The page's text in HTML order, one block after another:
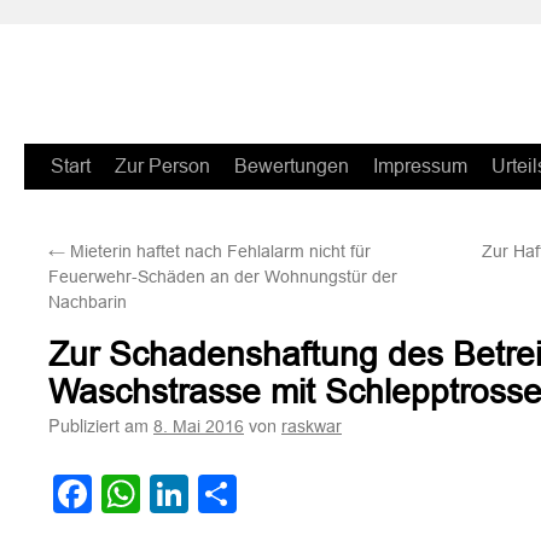
Zum
springen
Start Zur Person Bewertungen Impressum
← Mieterin haftet nach Fehlalarm nicht für
Feuerwehr-Schäden an der Wohnungstür der
Nachbarin
Zur
Zur Schadenshaftung des
Waschstrasse mit Schlepptrosse
Publiziert am 8. Mai 2016 von raskwar
Facebook
WhatsApp
LinkedIn